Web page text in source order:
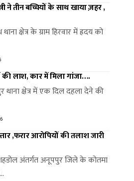
ने तीन बच्चियों के साथ खाया ज़हर ,
क्षेत्र के ग्राम हिरवार में ह्रदय को
लाश, कार में मिला गांजा….
क्षेत्र में एक दिल दहला देने की
,फरार आरोपियों की तलाश जारी
अंतर्गत अनूपपुर जिले के कोतमा